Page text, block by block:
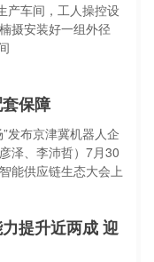
产车间，工人操控设
摄安装好一组外径
保障
发布京津冀机器人企
泽、李沛哲）7月30
能供应链生态大会上
提升近两成 迎